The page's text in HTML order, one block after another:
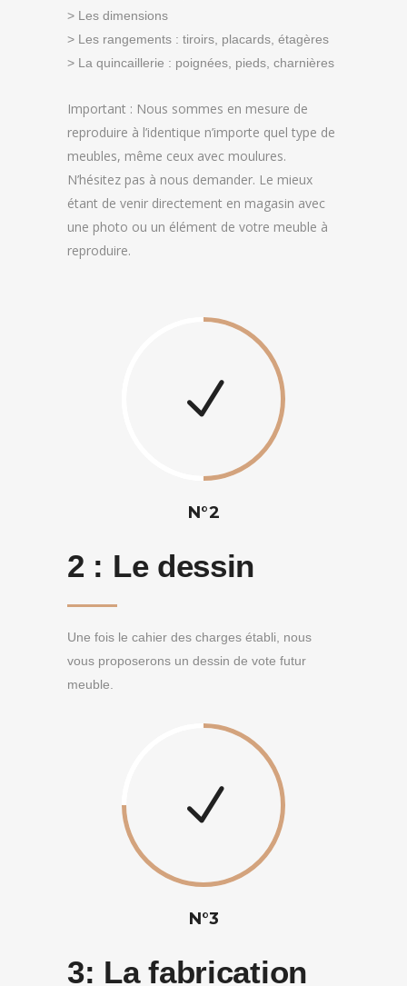
> Les dimensions
> Les rangements : tiroirs, placards, étagères
> La quincaillerie : poignées, pieds, charnières
Important : Nous sommes en mesure de
reproduire à l’identique n’importe quel type de
meubles, même ceux avec moulures.
N’hésitez pas à nous demander. Le mieux
étant de venir directement en magasin avec
une photo ou un élément de votre meuble à
reproduire.
N°2
2 : Le dessin
Une fois le cahier des charges établi, nous
vous proposerons un dessin de vote futur
meuble.
N°3
3: La fabrication